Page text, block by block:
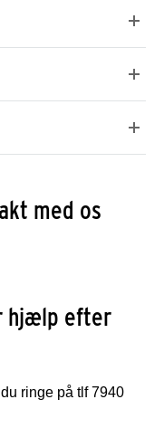
med os
hjælp efter
ringe på tlf 7940